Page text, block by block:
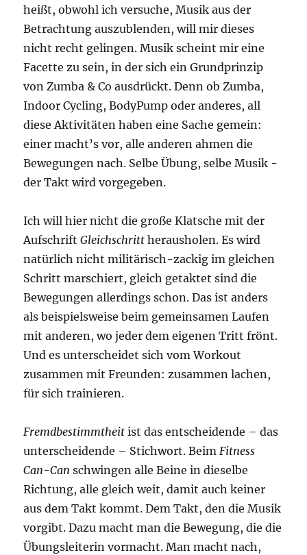
heißt, obwohl ich versuche, Musik aus der
Betrachtung auszublenden, will mir dieses
nicht recht gelingen. Musik scheint mir eine
Facette zu sein, in der sich ein Grundprinzip
von Zumba & Co ausdrückt. Denn ob Zumba,
Indoor Cycling, BodyPump oder anderes, all
diese Aktivitäten haben eine Sache gemein:
einer macht’s vor, alle anderen ahmen die
Bewegungen nach. Selbe Übung, selbe Musik -
der Takt wird vorgegeben.
Ich will hier nicht die große Klatsche mit der
AufschriftGleichschritt herausholen. Es wird
natürlich nicht militärisch-zackig im gleichen
Schritt marschiert, gleich getaktet sind die
Bewegungen allerdings schon. Das ist anders
als beispielsweise beim gemeinsamen Laufen
mit anderen, wo jeder dem eigenen Tritt frönt.
Und es unterscheidet sich vom Workout
zusammen mit Freunden: zusammen lachen,
für sich trainieren.
Fremdbestimmtheitist das entscheidende – das
unterscheidende – Stichwort. BeimFitness
Can-Can schwingen alle Beine in dieselbe
Richtung, alle gleich weit, damit auch keiner
aus dem Takt kommt. Dem Takt, den die Musik
vorgibt. Dazu macht man die Bewegung, die die
Übungsleiterin vormacht. Man macht nach,